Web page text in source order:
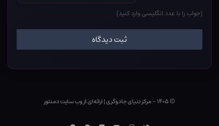
(جواب را با عدد انگلیسی وارد کنید)
© ۱۴۰۵ - مرکز دنیای جادوگری |ارائه‌ای از وب ‌سایت دمنتور